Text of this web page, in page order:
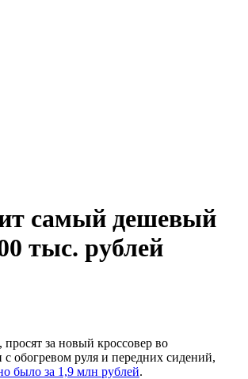
самый дешевый
тыс. рублей
за новый кроссовер во
обогревом руля и передних сидений,
было за 1,9 млн рублей.